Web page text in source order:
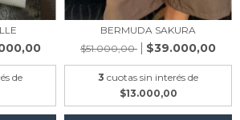
de
BERMUDA SAKURA
$51.000,00
$39.000,00
3 cuotas sin interés de
$13.000,00